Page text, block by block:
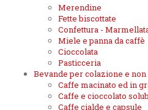
Merendine
Fette biscottate
Confettura -
Miele e panna da caffè
Cioccolata
Pasticceria
Bevande per colazione e non
Caffe macinato ed in
Caffe e cioccolato
Caffe cialde e capsule